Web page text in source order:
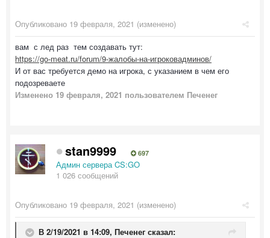
Опубликовано 19 февраля, 2021 (изменено)
вам с лед раз тем создавать тут:
https://go-meat.ru/forum/9-жалобы-на-игроковадминов/
И от вас требуется демо на игрока, с указанием в чем его
подозреваете
Изменено 19 февраля, 2021 пользователем Печенег
stan9999 697
Админ сервера CS:GO
1 026 сообщений
Опубликовано 19 февраля, 2021 (изменено)
В 2/19/2021 в 14:09, Печенег сказал: